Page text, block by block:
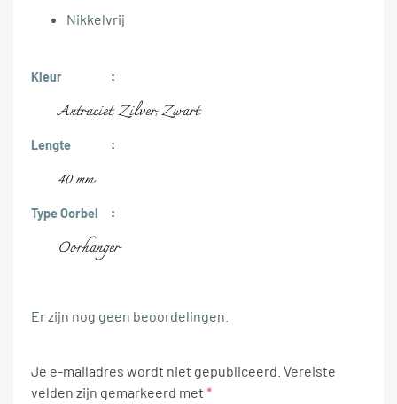
Nikkelvrij
Kleur
Antraciet,Zilver,Zwart
Lengte
40 mm
Type Oorbel
Oorhanger
Er zijn nog geen beoordelingen.
Je e-mailadres wordt niet gepubliceerd. Vereiste
velden zijn gemarkeerd met *